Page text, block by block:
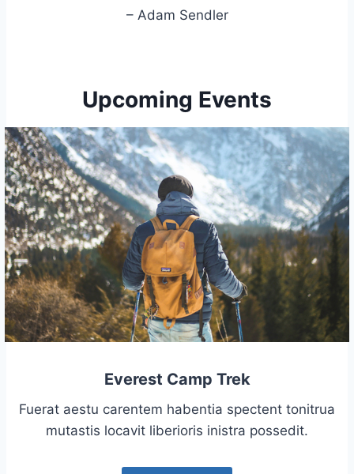
– Adam Sendler
Upcoming Events
Everest Camp Trek
Fuerat aestu carentem habentia spectent tonitrua
mutastis locavit liberioris inistra possedit.